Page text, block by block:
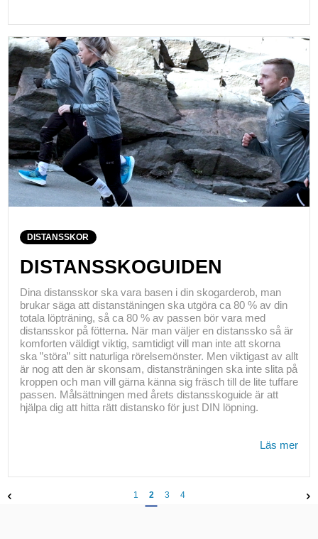
DISTANSSKOR
DISTANSSKOGUIDEN
Dina distansskor ska vara basen i din skogarderob, man
brukar säga att distanstäningen ska utgöra ca 80 % av din
totala löpträning, så ca 80 % av passen bör vara med
distansskor på fötterna. När man väljer en distanssko så är
komforten väldigt viktig, samtidigt vill man inte att skorna
ska ”störa” sitt naturliga rörelsemönster. Men viktigast av allt
är nog att den är skonsam, distansträningen ska inte slita på
kroppen och man vill gärna känna sig fräsch till de lite tuffare
passen. Målsättningen med årets distansskoguide är att
hjälpa dig att hitta rätt distansko för just DIN löpning.
Läs mer
1 2 3 4